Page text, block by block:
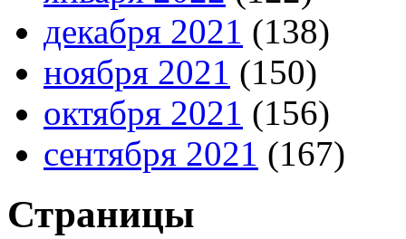
декабря 2021 (138)
ноября 2021 (150)
октября 2021 (156)
сентября 2021 (167)
Страницы